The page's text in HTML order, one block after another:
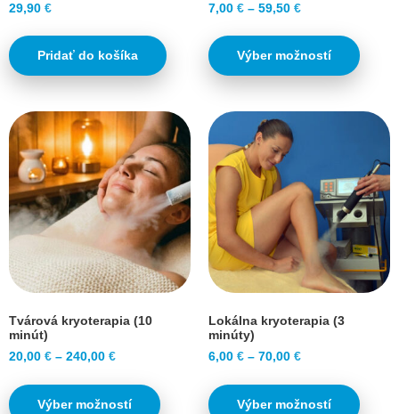
29,90 €
Pridať do košíka
7,00 € – 59,50 €
Výber možností
Tvárová kryoterapia (10
minút)
20,00 € – 240,00 €
Výber možností
Lokálna kryoterapia (3
minúty)
6,00 € – 70,00 €
Výber možností